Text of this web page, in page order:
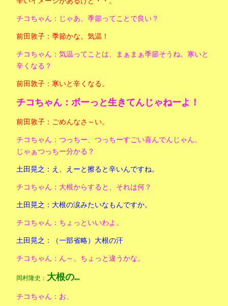
チコちゃん：じゃあ、季節ってことで良い？
前田敦子：季節かな。気温！
チコちゃん：気温ってことは、まぁまぁ季節そうね。寒いと
辛くなる？
前田敦子：寒いと辛くなる。
チコちゃん：ボーっと生きてんじゃねーよ！
前田敦子：ごめんなさ～い。
チコちゃん：つっちー、つっちーすごい喜んでんじゃん。
じゃぁつっちー分かる？
土田晃之：え、えーと擦ると辛いんですね。
チコちゃん：大根からすると、それは何？
土田晃之：大根の涙みたいなもんですか。
チコちゃん：ちょっといいわよ。
土田晃之：（一部省略）大根の汗
チコちゃん：ん～、ちょっと違うかな。
岡村隆史： 大根の…
チコちゃん：お、